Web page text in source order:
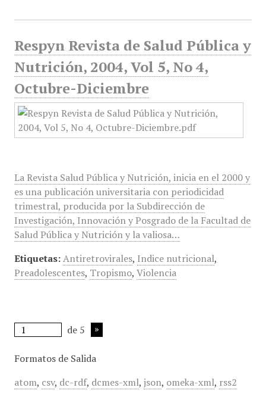
Respyn Revista de Salud Pública y
Nutrición, 2004, Vol 5, No 4,
Octubre-Diciembre
La Revista Salud Pública y Nutrición, inicia en el 2000 y
es una publicación universitaria con periodicidad
trimestral, producida por la Subdirección de
Investigación, Innovación y Posgrado de la Facultad de
Salud Pública y Nutrición y la valiosa…
Etiquetas: Antiretrovirales, Indice nutricional,
Preadolescentes, Tropismo, Violencia
de 5
Formatos de Salida
atom, csv, dc-rdf, dcmes-xml, json, omeka-xml, rss2